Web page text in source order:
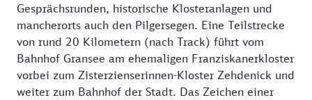
Gesprächsrunden, historische Klosteranlagen und
mancherorts auch den Pilgersegen. Eine Teilstrecke
von rund 20 Kilometern (nach Track) führt vom
Bahnhof Gransee am ehemaligen Franziskanerkloster
vorbei zum Zisterzienserinnen-Kloster Zehdenick und
weiter zum Bahnhof der Stadt. Das Zeichen einer